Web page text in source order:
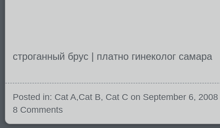
строганный брус платно гинеколог самара
Posted in: Cat A,Cat B, Cat C on September 6, 2008
8 Comments